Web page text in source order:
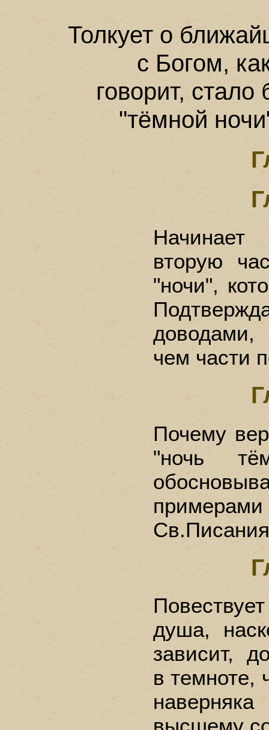
Толкует о
с Богом,
говорит,
"тёмной
Начинает
вторую
"ночи",
доводами,
чем части
Почему
"ночь
душа,
зависит,
в темноте,